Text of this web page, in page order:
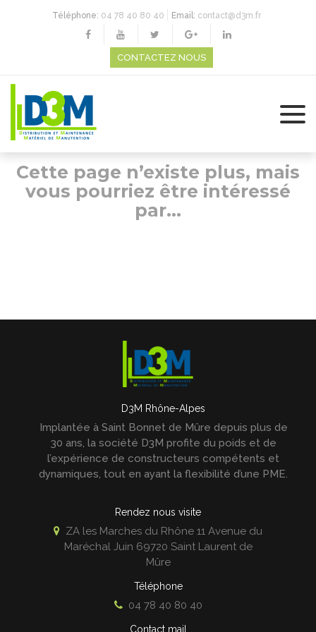
Téléphone: 04 78 40 80 40 Email: contact@d3m.fr
CONTACTEZ NOUS
Cette page n’existe plus, mais
vous pourriez être intéressé
par…
D3M Rhône-Alpes
Implantée à Saint Bonnet de Mûre depuis plus de
30 ans, la société D3M profite du poids et de
l’expérience de constructeurs compétents et
dynamiques, tout en ayant la flexibilité d’une PME.
Rendez nous visite
ZA les Marches du Rhône 11 Avenue du
Maréchal Juin 69720 Saint Laurent de
Mûre
Téléphone
04 78 40 80 40
Contact mail